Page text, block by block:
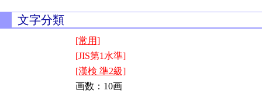
文字分類
[常用]
[JIS第1水準]
[漢検 準2級]
画数：10画